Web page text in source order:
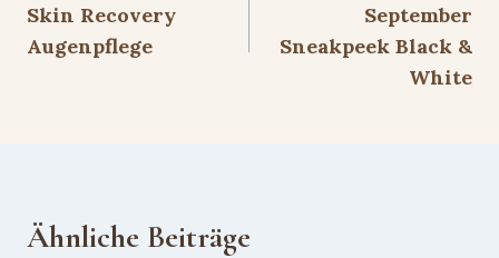
Skin Recovery
Augenpflege
September
Sneakpeek Black &
White
Ähnliche Beiträge